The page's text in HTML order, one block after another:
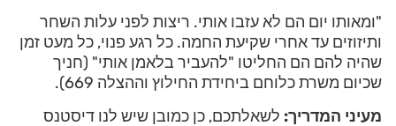
"ומאותו יום הם לא עזבו אותי. ריצות לפני עלות השחר
ותיזוזים עד אחרי שקיעת החמה. כל רגע פנוי, כל מעט זמן
שהיה להם הם החליטו "להעביר בלאמן אותי" (חניך
שכיום משרת כלוחם ביחידת החילוץ וההצלה 669).
מעיני המדריך: לשאלתכם, כן כמובן שיש לנו דיסטנס